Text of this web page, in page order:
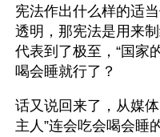
宪法作出什么样的适
透明，那宪法是用来
代表到了极至，“国家
喝会睡就行了？
话又说回来了，从媒
主人”连会吃会喝会睡